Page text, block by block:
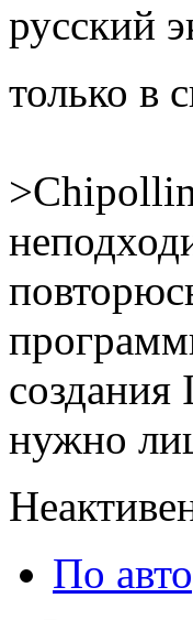
русский
только в
создания
нужно
По